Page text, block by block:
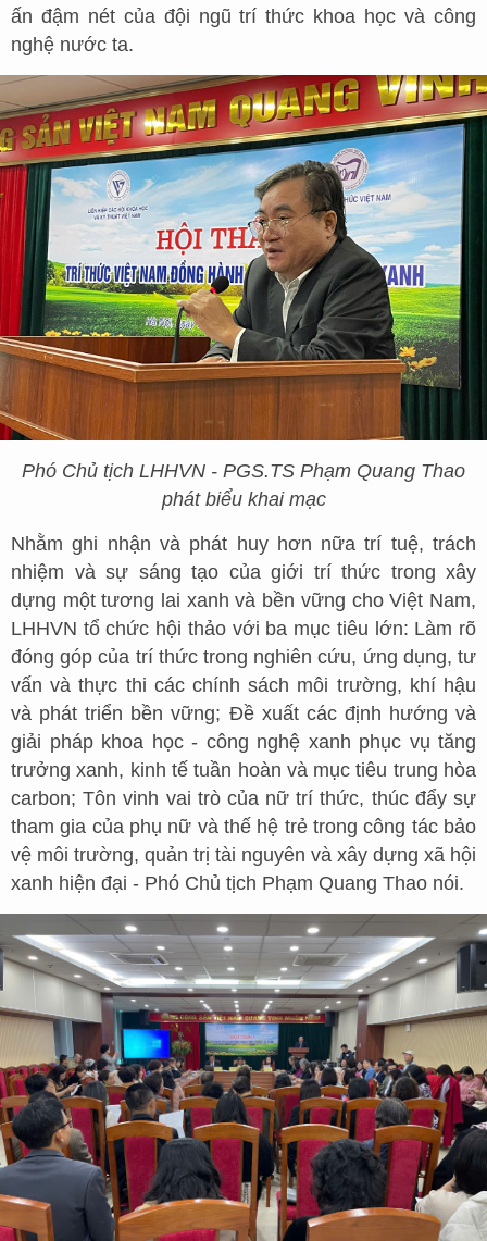
ấn đậm nét của đội ngũ trí thức khoa học và công
nghệ nước ta.
Phó Chủ tịch LHHVN - PGS.TS Phạm Quang Thao
phát biểu khai mạc
Nhằm ghi nhận và phát huy hơn nữa trí tuệ, trách
nhiệm và sự sáng tạo của giới trí thức trong xây
dựng một tương lai xanh và bền vững cho Việt Nam,
LHHVN tổ chức hội thảo với ba mục tiêu lớn: Làm rõ
đóng góp của trí thức trong nghiên cứu, ứng dụng, tư
vấn và thực thi các chính sách môi trường, khí hậu
và phát triển bền vững; Đề xuất các định hướng và
giải pháp khoa học - công nghệ xanh phục vụ tăng
trưởng xanh, kinh tế tuần hoàn và mục tiêu trung hòa
carbon; Tôn vinh vai trò của nữ trí thức, thúc đẩy sự
tham gia của phụ nữ và thế hệ trẻ trong công tác bảo
vệ môi trường, quản trị tài nguyên và xây dựng xã hội
xanh hiện đại - Phó Chủ tịch Phạm Quang Thao nói.